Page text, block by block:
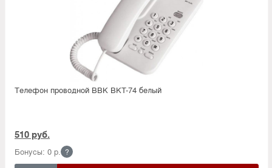
Телефон проводной BBK BKT-74 белый
510 руб.
Бонусы: 0 р. ?